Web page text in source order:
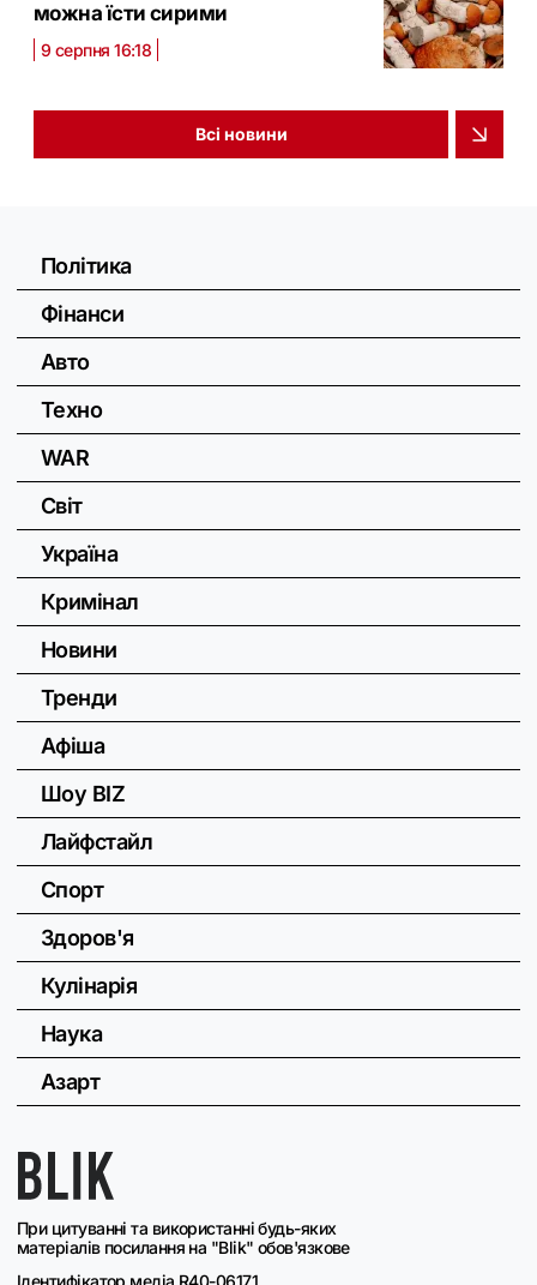
можна їсти сирими
9 серпня 16:18
Всі новини
При цитуванні та використанні будь-яких
матеріалів посилання на "Blik" обов'язкове
Ідентифікатор медіа R40-06171
Політика
Фінанси
Авто
Техно
WAR
Світ
Україна
Кримінал
Новини
Тренди
Афіша
Шоу BIZ
Лайфстайл
Спорт
Здоров'я
Кулінарія
Наука
Азарт